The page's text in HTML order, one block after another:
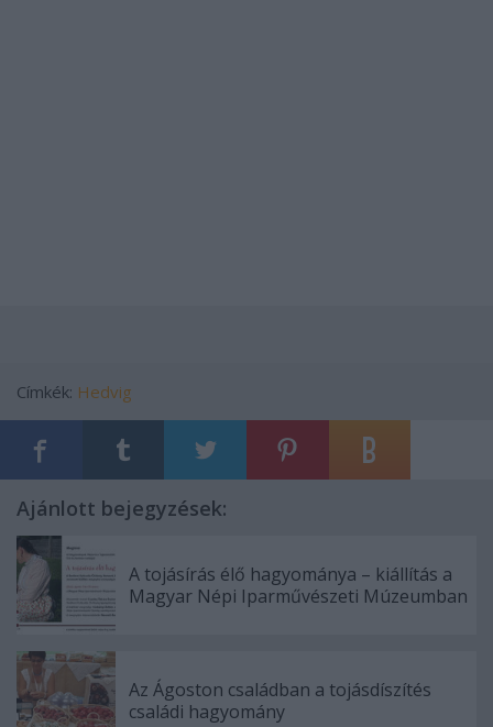
Címkék: Hedvig
Ajánlott bejegyzések:
A tojásírás élő hagyománya – kiállítás a
Magyar Népi Iparművészeti Múzeumban
Az Ágoston családban a tojásdíszítés
családi hagyomány